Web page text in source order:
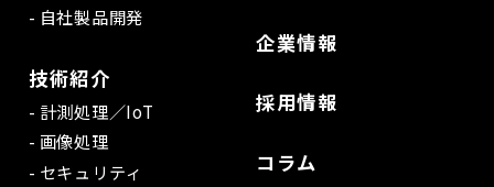
自社製品開発
技術紹介
計測処理／IoT
画像処理
セキュリティ
企業情報
採用情報
コラム